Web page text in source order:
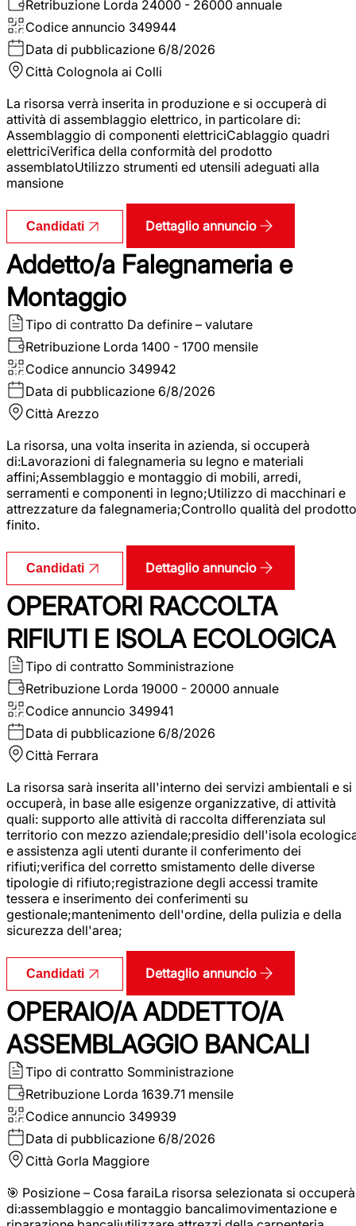
Retribuzione Lorda 24000 - 26000 annuale
Codice annuncio 349944
Data di pubblicazione 6/8/2026
Città Colognola ai Colli
La risorsa verrà inserita in produzione e si occuperà di
attività di assemblaggio elettrico, in particolare di:
Assemblaggio di componenti elettriciCablaggio quadri
elettriciVerifica della conformità del prodotto
assemblatoUtilizzo strumenti ed utensili adeguati alla
mansione
Candidati Dettaglio annuncio
Addetto/a Falegnameria e
Montaggio
Tipo di contratto Da definire – valutare
Retribuzione Lorda 1400 - 1700 mensile
Codice annuncio 349942
Data di pubblicazione 6/8/2026
Città Arezzo
La risorsa, una volta inserita in azienda, si occuperà
di:Lavorazioni di falegnameria su legno e materiali
affini;Assemblaggio e montaggio di mobili, arredi,
serramenti e componenti in legno;Utilizzo di macchinari e
attrezzature da falegnameria;Controllo qualità del prodotto
finito.
Candidati Dettaglio annuncio
OPERATORI RACCOLTA
RIFIUTI E ISOLA ECOLOGICA
Tipo di contratto Somministrazione
Retribuzione Lorda 19000 - 20000 annuale
Codice annuncio 349941
Data di pubblicazione 6/8/2026
Città Ferrara
La risorsa sarà inserita all'interno dei servizi ambientali e si
occuperà, in base alle esigenze organizzative, di attività
quali: supporto alle attività di raccolta differenziata sul
territorio con mezzo aziendale;presidio dell'isola
e assistenza agli utenti durante il conferimento dei
rifiuti;verifica del corretto smistamento delle diverse
tipologie di rifiuto;registrazione degli accessi tramite
tessera e inserimento dei conferimenti su
gestionale;mantenimento dell'ordine, della pulizia e della
sicurezza dell'area;
Candidati Dettaglio annuncio
OPERAIO/A ADDETTO/A
ASSEMBLAGGIO BANCALI
Tipo di contratto Somministrazione
Retribuzione Lorda 1639.71 mensile
Codice annuncio 349939
Data di pubblicazione 6/8/2026
Città Gorla Maggiore
🎯 Posizione – Cosa faraiLa risorsa selezionata si occuperà
di:assemblaggio e montaggio bancalimovimentazione e